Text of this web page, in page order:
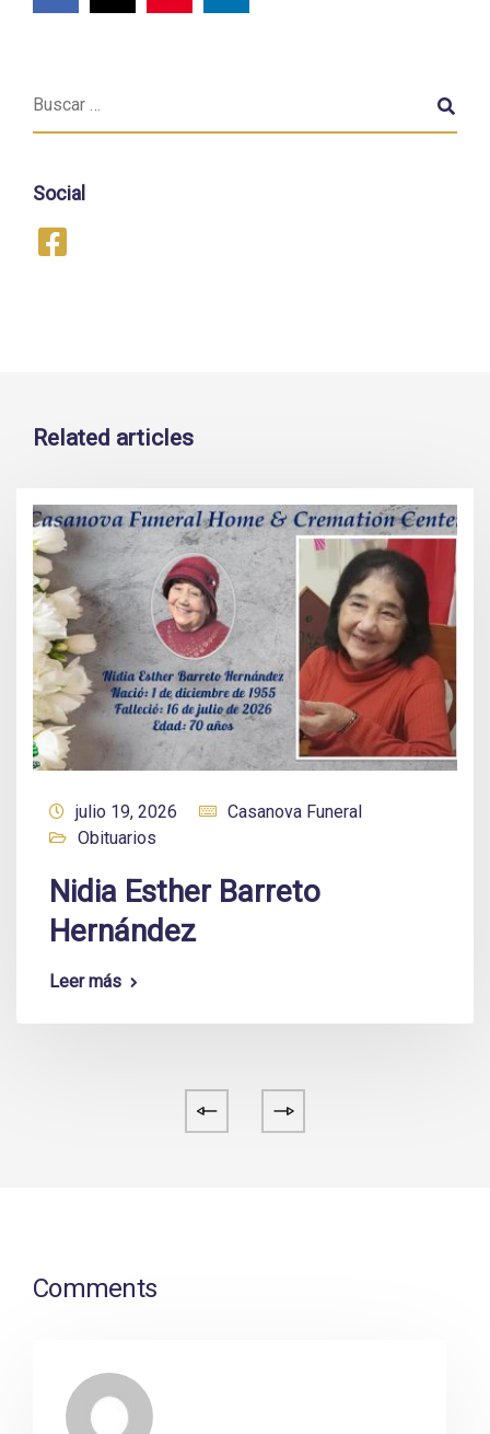
Social
Related articles
julio 19, 2026
Casanova Funeral
Obituarios
Nidia Esther Barreto
Hernández
Leer más
Comments